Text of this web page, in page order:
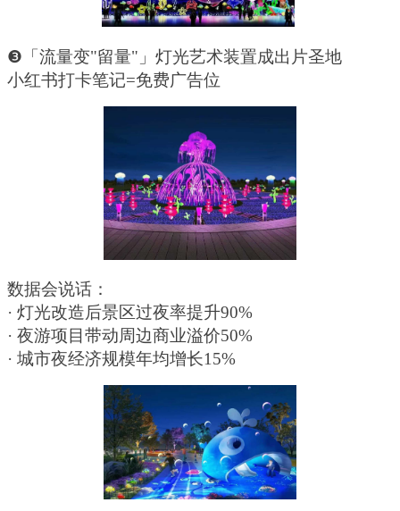
❸「流量变"留量"」灯光艺术装置成出片圣地
小红书打卡笔记=免费广告位
数据会说话：
· 灯光改造后景区过夜率提升90%
· 夜游项目带动周边商业溢价50%
· 城市夜经济规模年均增长15%